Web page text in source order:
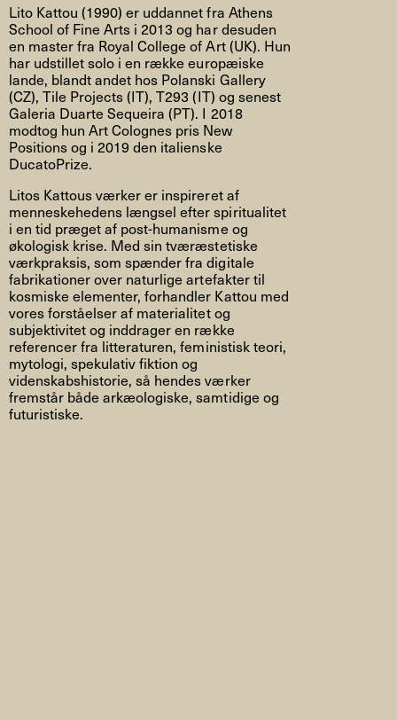
Lito Kattou (1990) er uddannet fra Athens
School of Fine Arts i 2013 og har desuden
en master fra Royal College of Art (UK). Hun
har udstillet solo i en række europæiske
lande, blandt andet hos Polanski Gallery
(CZ), Tile Projects (IT), T293 (IT) og senest
Galeria Duarte Sequeira (PT). I 2018
modtog hun Art Colognes pris New
Positions og i 2019 den italienske
DucatoPrize.
Litos Kattous værker er inspireret af
menneskehedens længsel efter spiritualitet
i en tid præget af post-humanisme og
økologisk krise. Med sin tværæstetiske
værkpraksis, som spænder fra digitale
fabrikationer over naturlige artefakter til
kosmiske elementer, forhandler Kattou med
vores forståelser af materialitet og
subjektivitet og inddrager en række
referencer fra litteraturen, feministisk teori,
mytologi, spekulativ fiktion og
videnskabshistorie, så hendes værker
fremstår både arkæologiske, samtidige og
futuristiske.